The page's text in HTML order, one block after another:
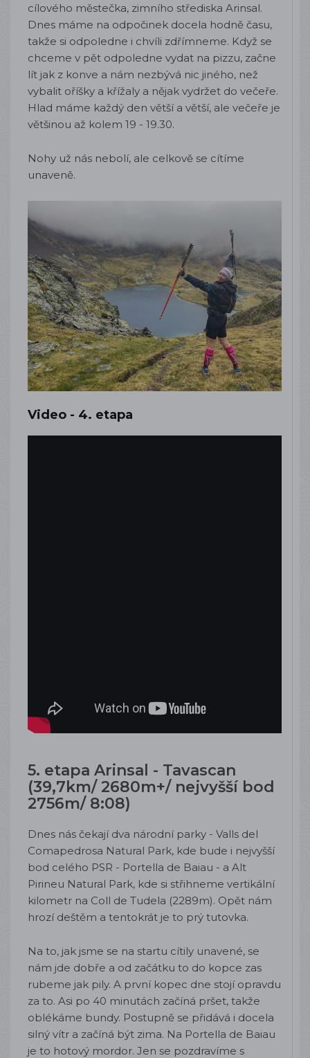
cílového městečka, zimního střediska Arinsal.
Dnes máme na odpočinek docela hodně času,
takže si odpoledne i chvíli zdřímneme. Když se
chceme v pět odpoledne vydat na pizzu, začne
lít jak z konve a nám nezbývá nic jiného, než
vybalit oříšky a křížaly a nějak vydržet do večeře.
Hlad máme každý den větší a větší, ale večeře je
většinou až kolem 19 - 19.30.
Nohy už nás nebolí, ale celkově se cítíme
unaveně.
Video - 4. etapa
5. etapa Arinsal - Tavascan
(39,7km/ 2680m+/ nejvyšší bod
2756m/ 8:08)
Dnes nás čekají dva národní parky - Valls del
Comapedrosa Natural Park, kde bude i nejvyšší
bod celého PSR - Portella de Baiau - a Alt
Pirineu Natural Park, kde si střihneme vertikální
kilometr na Coll de Tudela (2289m). Opět nám
hrozí deštěm a tentokrát je to prý tutovka.
Na to, jak jsme se na startu cítily unavené, se
nám jde dobře a od začátku to do kopce zas
rubeme jak pily. A první kopec dne stojí opravdu
za to. Asi po 40 minutách začíná pršet, takže
oblékáme bundy. Postupně se přidává i docela
silný vítr a začíná být zima. Na Portella de Baiau
je to hotový mordor. Jen se pozdravíme s